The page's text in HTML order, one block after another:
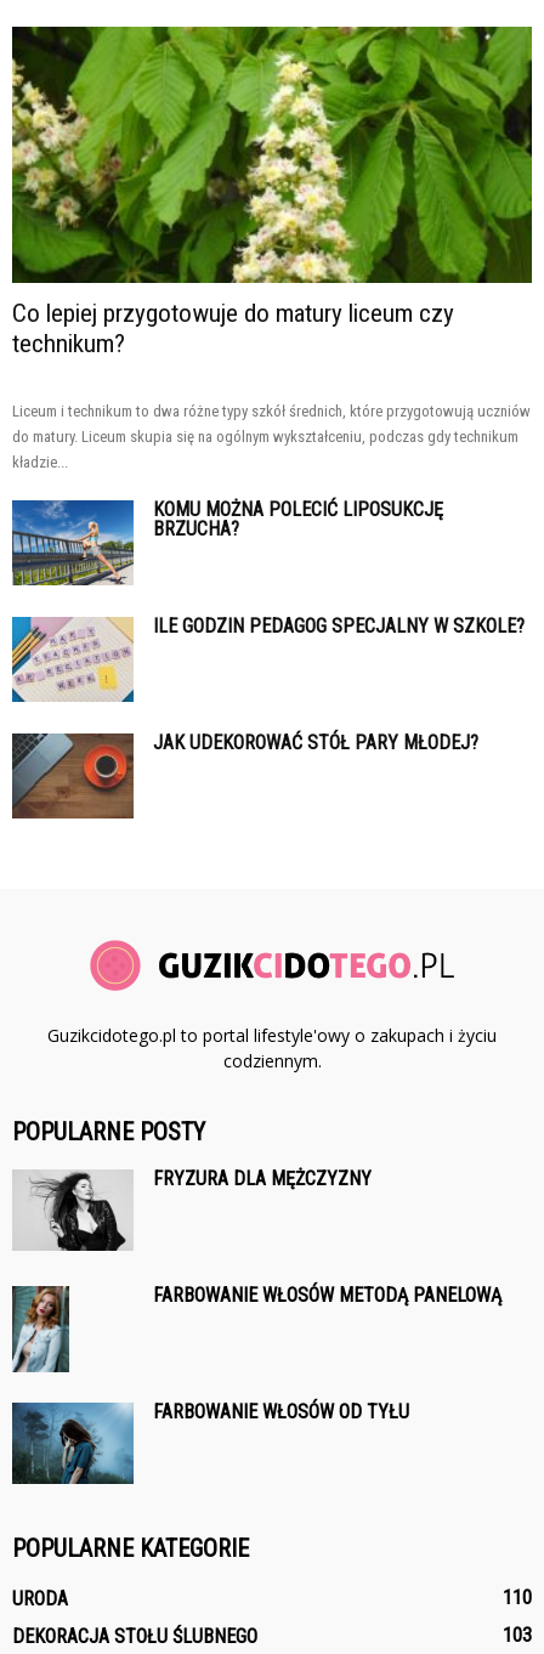
Co lepiej przygotowuje do matury liceum czy
technikum?
Liceum i technikum to dwa różne typy szkół średnich, które przygotowują uczniów
do matury. Liceum skupia się na ogólnym wykształceniu, podczas gdy technikum
kładzie...
KOMU MOŻNA POLECIĆ LIPOSUKCJĘ
BRZUCHA?
ILE GODZIN PEDAGOG SPECJALNY W SZKOLE?
JAK UDEKOROWAĆ STÓŁ PARY MŁODEJ?
Guzikcidotego.pl to portal lifestyle'owy o zakupach i życiu
codziennym.
POPULARNE POSTY
FRYZURA DLA MĘŻCZYZNY
FARBOWANIE WŁOSÓW METODĄ PANELOWĄ
FARBOWANIE WŁOSÓW OD TYŁU
POPULARNE KATEGORIE
URODA
110
DEKORACJA STOŁU ŚLUBNEGO
103